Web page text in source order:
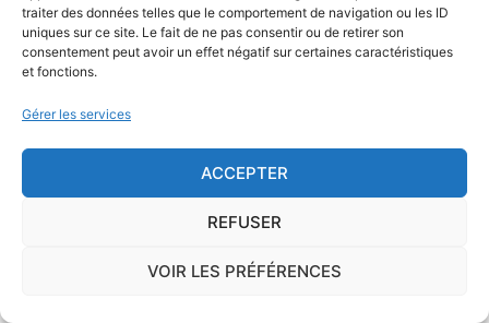
traiter des données telles que le comportement de navigation ou les ID
uniques sur ce site. Le fait de ne pas consentir ou de retirer son
consentement peut avoir un effet négatif sur certaines caractéristiques
et fonctions.
Gérer les services
ACCEPTER
REFUSER
VOIR LES PRÉFÉRENCES
potentiel 1, 2 ou 3.
Sur le long terme, ce gaz peut favoriser l'apparition du
cancer du poumon.
Présent essentiellement dans les sols mais également, en
concentration moindre, dans les matériaux de construction
et l'eau de distribution, le radon peut s'infiltrer à l'intérieur
sanitaires, les caves, etc.